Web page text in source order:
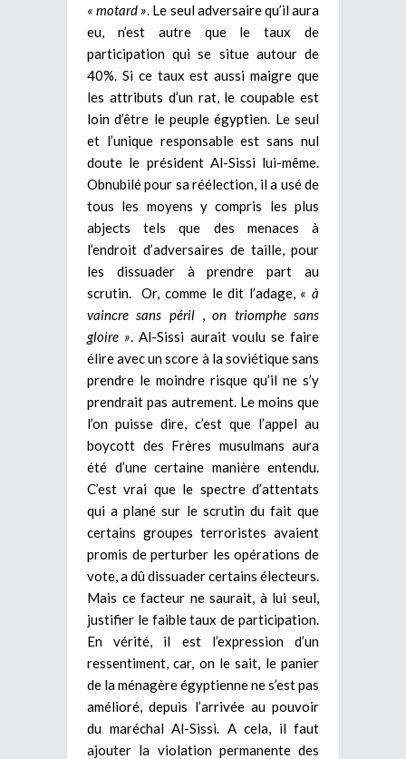
« motard » . Le seul adversaire qu’il aura
eu, n’est autre que le taux de
participation qui se situe autour de
40%. Si ce taux est aussi maigre que
les attributs d’un rat, le coupable est
loin d’être le peuple égyptien. Le seul
et l’unique responsable est sans nul
doute le président Al-Sissi lui-même.
Obnubilé pour sa réélection, il a usé de
tous les moyens y compris les plus
abjects tels que des menaces à
l’endroit d’adversaires de taille, pour
les dissuader à prendre part au
scrutin. Or, comme le dit l’adage, « à
vaincre sans péril
,on triomphe sans
gloire » . Al-Sissi aurait voulu se faire
élire avec un score à la soviétique sans
prendre le moindre risque qu’il ne s’y
prendrait pas autrement. Le moins que
l’on puisse dire, c’est que l’appel au
boycott des Frères musulmans aura
été d’une certaine manière entendu.
C’est vrai que le spectre d’attentats
qui a plané sur le scrutin du fait que
certains groupes terroristes avaient
promis de perturber les opérations de
vote, a dû dissuader certains électeurs.
Mais ce facteur ne saurait, à lui seul,
justifier le faible taux de participation.
En vérité, il est l’expression d’un
ressentiment, car, on le sait, le panier
de la ménagère égyptienne ne s’est pas
amélioré, depuis l’arrivée au pouvoir
du maréchal Al-Sissi. A cela, il faut
ajouter la violation permanente des